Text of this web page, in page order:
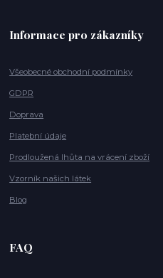
Informace pro zákazníky
Všeobecné obchodní podmínky
GDPR
Doprava
Platební údaje
Prodloužená lhůta na vrácení zboží
Vzorník našich látek
Blog
FAQ